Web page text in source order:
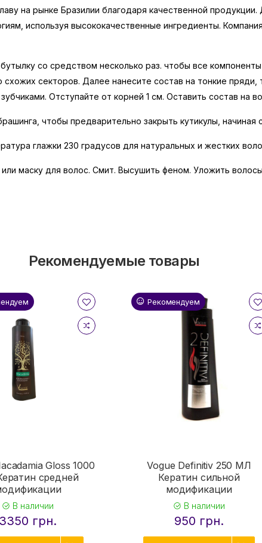
на рынке Бразилии благодаря качественной
используя высококачественные ингредиенты.
со средством несколько раз. чтобы все
схожих секторов. Далее нанесите состав на тонкие
Отступайте от корней 1 см. Оставить состав на
чтобы предварительно закрыть кутикулы,
глажки 230 градусов для натуральных и жестких
маску для волос. Смит. Высушить феном. Уложить
Рекомендуемые товары
Gloss 1000
средней
В наличии
3350 грн.
Рекомендуем
Vogue Definitiv 250 МЛ
Кератин сильной
модификации
В наличии
950 грн.